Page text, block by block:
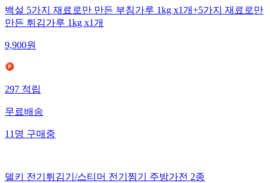
백설 5가지 재료로만 만든 부침가루 1kg x1개+5가지 재료로만
만든 튀김가루 1kg x1개
9,900원
297 적립
무료배송
11 명 구매중
델키 전기튀김기/스티머 전기찜기 주방가전 2종